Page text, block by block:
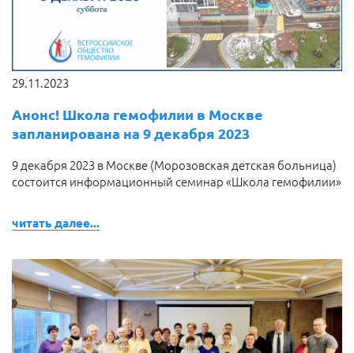
29.11.2023
Анонс! Школа гемофилии в Москве
запланирована на 9 декабря 2023
9 декабря 2023 в Москве (Морозовская детская больница)
состоится информационный семинар «Школа гемофилии»
читать далее...